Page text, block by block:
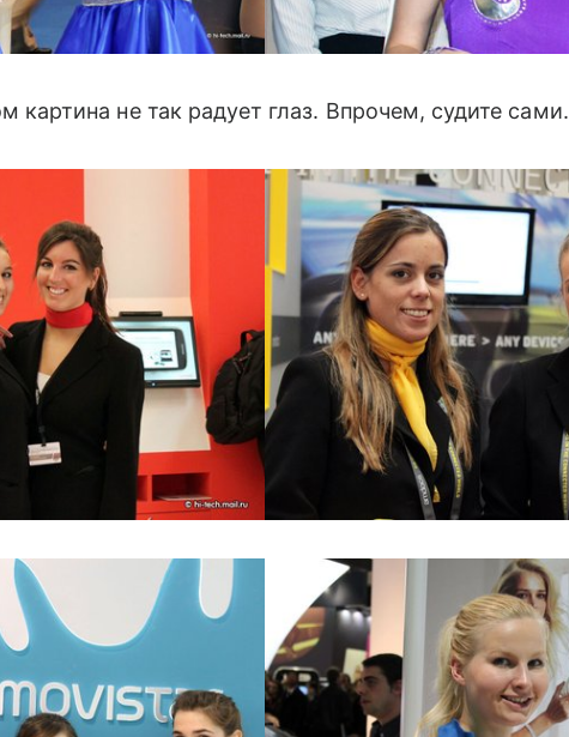
не так радует глаз. Впрочем, судите сами.